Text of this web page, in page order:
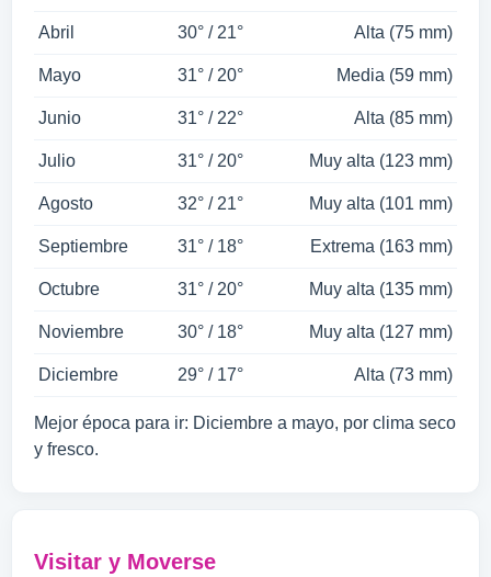
Abril 30° / 21° Alta (75 mm)
Mayo 31° / 20° Media (59 mm)
Junio 31° / 22° Alta (85 mm)
Julio 31° / 20° Muy alta (123 mm)
Agosto 32° / 21° Muy alta (101 mm)
Septiembre 31° / 18° Extrema (163 mm)
Octubre 31° / 20° Muy alta (135 mm)
Noviembre 30° / 18° Muy alta (127 mm)
Diciembre 29° / 17° Alta (73 mm)
Mejor época para ir: Diciembre a mayo, por clima seco
y fresco.
Visitar y Moverse